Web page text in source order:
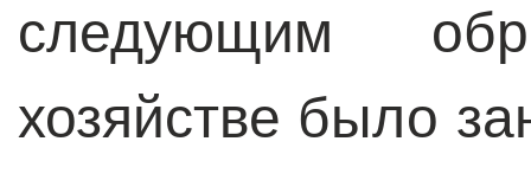
следующим
хозяйстве было